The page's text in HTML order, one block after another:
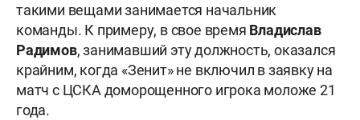
такими вещами занимается начальник
команды. К примеру, в свое время Владислав
Радимов, занимавший эту должность, оказался
крайним, когда «Зенит» не включил в заявку на
матч с ЦСКА доморощенного игрока моложе 21
года.